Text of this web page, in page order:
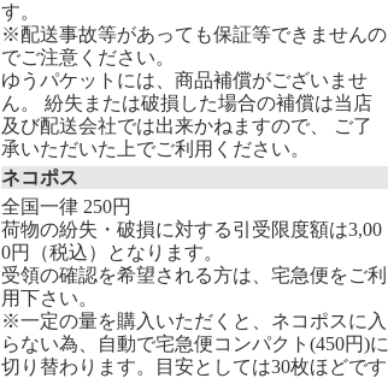
す。
※配送事故等があっても保証等できませんの
でご注意ください。
ゆうパケットには、商品補償がございませ
ん。 紛失または破損した場合の補償は当店
及び配送会社では出来かねますので、 ご了
承いただいた上でご利用ください。
ネコポス
全国一律 250円
荷物の紛失・破損に対する引受限度額は3,00
0円（税込）となります。
受領の確認を希望される方は、宅急便をご利
用下さい。
※一定の量を購入いただくと、ネコポスに入
らない為、自動で宅急便コンパクト(450円)に
切り替わります。目安としては30枚ほどです